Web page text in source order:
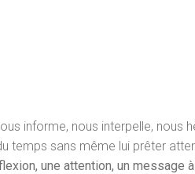
informe, nous interpelle, nous
temps sans même lui prêter
une attention, un message